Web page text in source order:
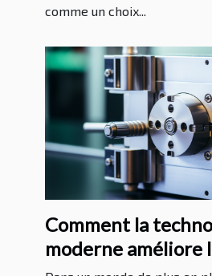
comme un choix...
Comment la
moderne améliore